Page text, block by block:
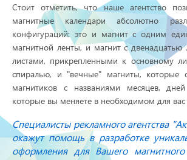
Стоит отметить, что наше агентство
магнитные календари абсолютно
конфигураций: это и магнит с одним
магнитной ленты, и магнит с
листами, прикрепленными к основному
спиралью, и "вечные" магниты, которые
магнитиков с названиями месяцев,
которые вы меняете в необходимом для вас
Специалисты рекламного агентства
окажут помощь в разработке
оформления для Вашего